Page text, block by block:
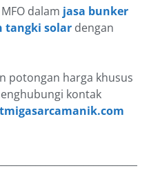
dalam jasa bunker
tangki solar dengan
potongan harga khusus
kontak